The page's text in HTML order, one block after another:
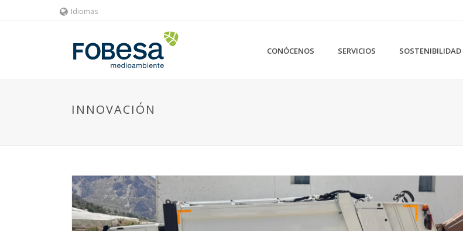
Idiomas
CONÓCENOS SERVICIOS SOSTENIBILIDAD
INNOVACIÓN